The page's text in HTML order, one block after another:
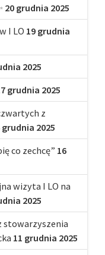
20 grudnia 2025
I LO 19 grudnia
2025
grudnia 2025
z
grudnia 2025
co zechcę” 16
wizyta I LO na
2025
stowarzyszenia
11 grudnia 2025